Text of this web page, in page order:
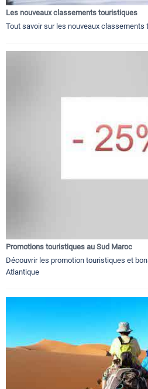
Les nouveaux classements touristiques
Tout savoir sur les nouveaux classements
Promotions touristiques au Sud Maroc
Découvrir les promotion touristiques et
Atlantique